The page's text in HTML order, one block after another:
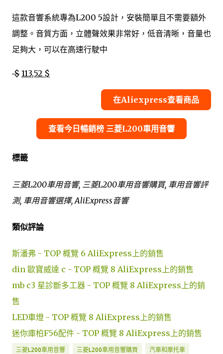
這款音響系統專為L200 5設計，安裝簡單且不需要額外
調整。音質方面，立體聲效果非常好，低音清晰，音量也
足夠大，可以在高速行駛中
$ 113,52 $
在Aliexpress查看商品
查看今日暢銷榜 三菱L200車用音響
標籤
三菱L200車用音響, 三菱L200車用音響購買, 車用音響評
測, 車用音響選擇, AliExpress音響
類似評論
斯潘弗 - TOP 概覽 6 AliExpress上的銷售
din 歐寶威達 c - TOP 概覽 8 AliExpress上的銷售
mb c3 星診斷多工器 - TOP 概覽 8 AliExpress上的銷
售
LED車燈 - TOP 概覽 8 AliExpress上的銷售
迷你庫柏F56配件 - TOP 概覽 8 AliExpress上的銷售
三菱L200車用音響 三菱L200車用音響購買 汽車和摩托車